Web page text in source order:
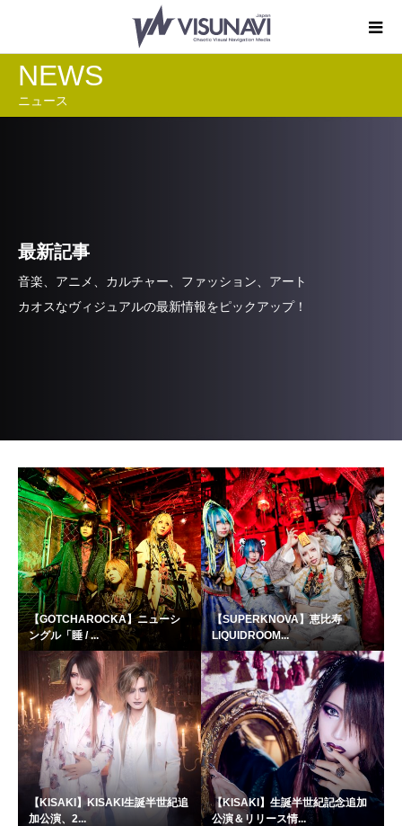
NEWS
ニュース
最新記事
音楽、アニメ、カルチャー、ファッション、アート
カオスなヴィジュアルの最新情報をピックアップ！
【GOTCHAROCKA】ニューシ
ングル「睡 / ...
【SUPERKNOVA】恵比寿
LIQUIDROOM...
【KISAKI】KISAKI生誕半世紀追
加公演、2...
【KISAKI】生誕半世紀記念追加
公演＆リリース情...